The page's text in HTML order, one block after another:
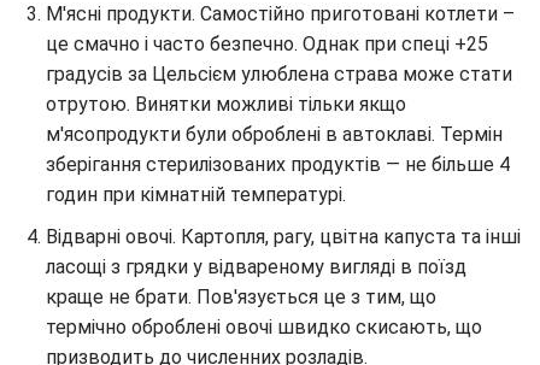
М'ясні продукти. Самостійно приготовані котлети –
це смачно і часто безпечно. Однак при спеці +25
градусів за Цельсієм улюблена страва може стати
отрутою. Винятки можливі тільки якщо
м'ясопродукти були оброблені в автоклаві. Термін
зберігання стерилізованих продуктів — не більше 4
годин при кімнатній температурі.
Відварні овочі. Картопля, рагу, цвітна капуста та інші
ласощі з грядки у відвареному вигляді в поїзд
краще не брати. Пов'язується це з тим, що
термічно оброблені овочі швидко скисають, що
призводить до численних розладів.